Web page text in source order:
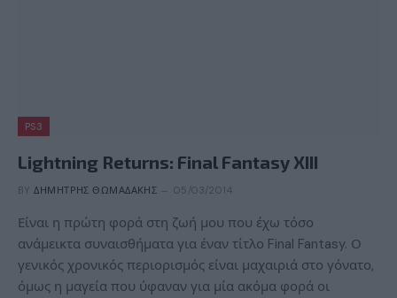
PS3
Lightning Returns: Final Fantasy XIII
BY ΔΗΜΉΤΡΗΣ ΘΩΜΑΔΆΚΗΣ 05/03/2014
Είναι η πρώτη φορά στη ζωή μου που έχω τόσο
ανάμεικτα συναισθήματα για έναν τίτλο Final Fantasy. Ο
γενικός χρονικός περιορισμός είναι μαχαιριά στο γόνατο,
όμως η μαγεία που ύφαναν για μία ακόμα φορά οι